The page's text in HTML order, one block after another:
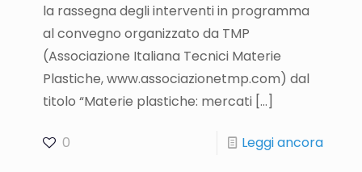
la rassegna degli interventi in programma
al convegno organizzato da TMP
(Associazione Italiana Tecnici Materie
Plastiche, www.associazionetmp.com) dal
titolo “Materie plastiche: mercati […]
0 Leggi ancora